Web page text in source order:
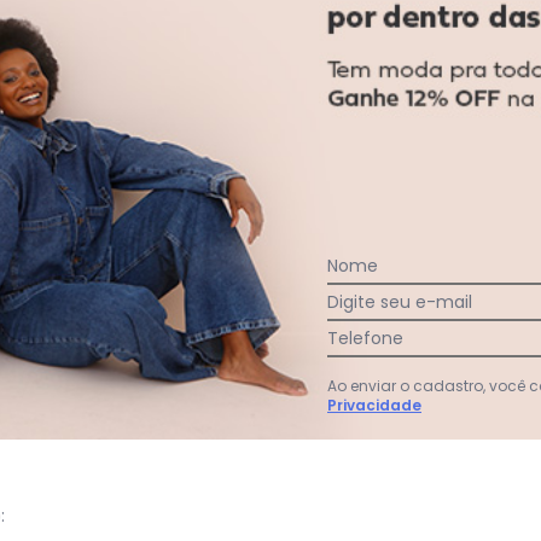
ainda mais na hora de lavar louças, com 3
dia do mês, para o menor tamanho disponível.
da largura?
4%
94%
1%
O que as
Curto
Bom
Longo
Nome
Digite seu e-mail
Telefone
Ao enviar o cadastro, você
Privacidade